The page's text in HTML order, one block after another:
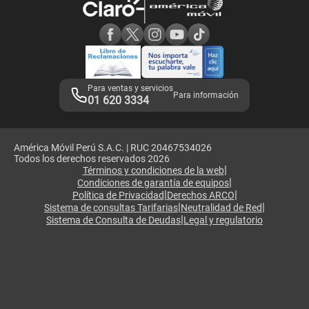
Adquirientes iPhone 6, 6S y SE
Mensaje de Seguridad
Términos y Condiciones de Tienda Claro
Libro de Reclamaciones
Legales de marketplace
Para ventas y servicios
01 620 3334 Para información
América Móvil Perú S.A.C. | RUC 20467534026
Todos los derechos reservados 2026
Términos y condiciones de la web|
Condiciones de garantía de equipos|
Política de Privacidad|Derechos ARCO|
Sistema de consultas Tarifarias|Neutralidad de Red|
Sistema de Consulta de Deudas|Legal y regulatorio